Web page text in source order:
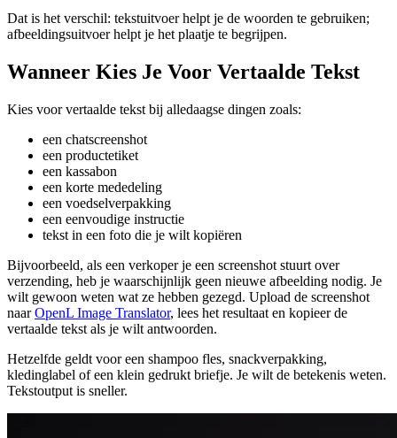
Dat is het verschil: tekstuitvoer helpt je de woorden te gebruiken;
afbeeldingsuitvoer helpt je het plaatje te begrijpen.
Wanneer Kies Je Voor Vertaalde Tekst
Kies voor vertaalde tekst bij alledaagse dingen zoals:
een chatscreenshot
een productetiket
een kassabon
een korte mededeling
een voedselverpakking
een eenvoudige instructie
tekst in een foto die je wilt kopiëren
Bijvoorbeeld, als een verkoper je een screenshot stuurt over
verzending, heb je waarschijnlijk geen nieuwe afbeelding nodig. Je
wilt gewoon weten wat ze hebben gezegd. Upload de screenshot
naarOpenL Image Translator, lees het resultaat en kopieer de
vertaalde tekst als je wilt antwoorden.
Hetzelfde geldt voor een shampoo fles, snackverpakking,
kledinglabel of een klein gedrukt briefje. Je wilt de betekenis weten.
Tekstoutput is sneller.